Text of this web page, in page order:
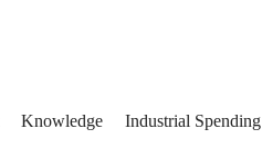
Knowledge Industrial Spending